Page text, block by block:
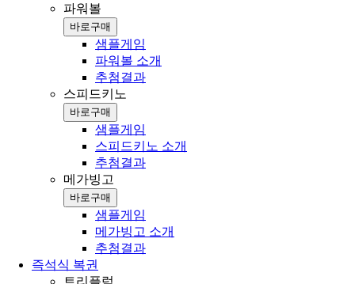
파워볼
바로구매
샘플게임
파워볼 소개
추첨결과
스피드키노
바로구매
샘플게임
스피드키노 소개
추첨결과
메가빙고
바로구매
샘플게임
메가빙고 소개
추첨결과
즉석식 복권
트리플럭